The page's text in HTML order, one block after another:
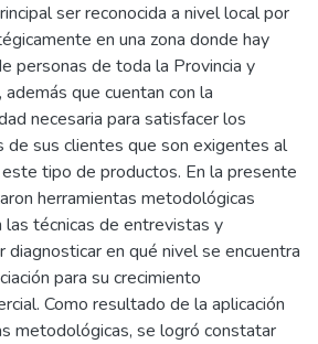
ser reconocida a nivel local por
en una zona donde hay
personas de toda la Provincia y
que cuentan con la
necesaria para satisfacer los
de sus clientes que son exigentes al
tipo de productos. En la presente
herramientas metodológicas
las técnicas de entrevistas y
diagnosticar en qué nivel se encuentra
para su crecimiento
Como resultado de la aplicación
metodológicas, se logró constatar